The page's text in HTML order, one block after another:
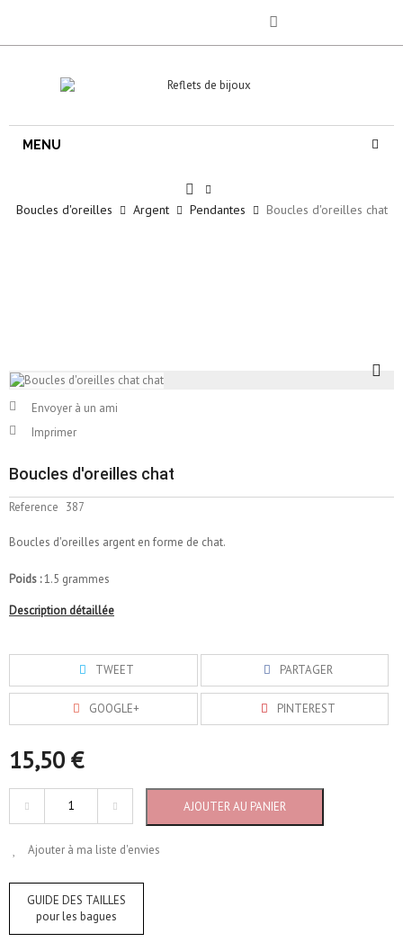
MENU
Boucles d'oreilles Argent Pendantes Boucles d'oreilles chat
Envoyer à un ami
Imprimer
Boucles d'oreilles chat
Reference 387
Boucles d'oreilles argent en forme de chat.
Poids :1.5 grammes
Description détaillée
TWEET PARTAGER
GOOGLE+ PINTEREST
15,50 €
AJOUTER AU PANIER
Ajouter à ma liste d'envies
GUIDE DES TAILLES
pour les bagues